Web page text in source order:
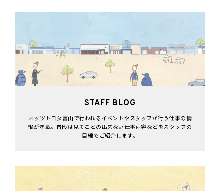
STAFF BLOG
ネッツトヨタ富山で行われるイベントやスタッフが行う仕事の情
報が満載。普段は見ることの出来ない仕事内容などをスタッフの
目線でご紹介します。